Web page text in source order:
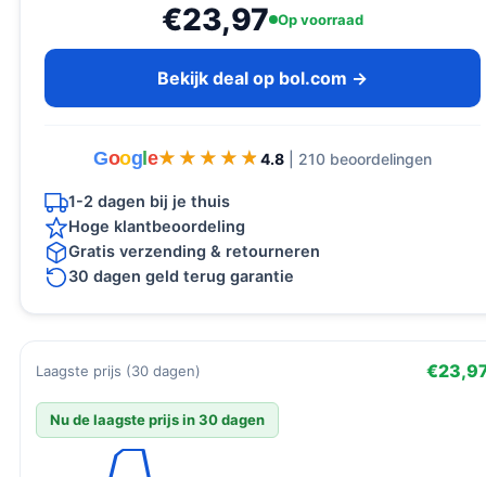
€23,97 Op voorraad
Bekijk deal op bol.com →
Goog e★★★★★
★★★★★ 4.8 | 210 beoordelingen
1-2 dagen bij je thuis
Hoge klantbeoordeling
Gratis verzending & retourneren
30 dagen geld terug garantie
Laagste prijs (30 dagen)
Nu de laagste prijs in 30 dagen